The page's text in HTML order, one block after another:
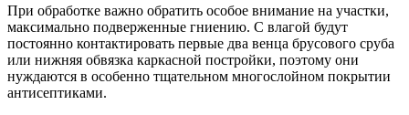
При обработке важно обратить особое внимание на участки,
максимально подверженные гниению. С влагой будут
постоянно контактировать первые два венца брусового сруба
или нижняя обвязка каркасной постройки, поэтому они
нуждаются в особенно тщательном многослойном покрытии
антисептиками.